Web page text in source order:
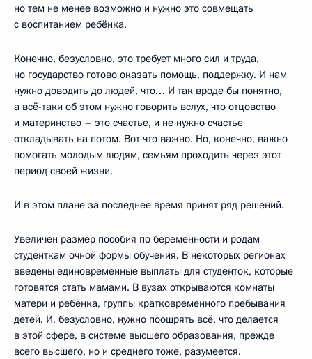
но тем не менее возможно и нужно это совмещать
с воспитанием ребёнка.
Конечно, безусловно, это требует много сил и труда,
но государство готово оказать помощь, поддержку. И нам
нужно доводить до людей, что… И так вроде бы понятно,
а всё-таки об этом нужно говорить вслух, что отцовство
и материнство – это счастье, и не нужно счастье
откладывать на потом. Вот что важно. Но, конечно, важно
помогать молодым людям, семьям проходить через этот
период своей жизни.
И в этом плане за последнее время принят ряд решений.
Увеличен размер пособия по беременности и родам
студенткам очной формы обучения. В некоторых регионах
введены единовременные выплаты для студенток, которые
готовятся стать мамами. В вузах открываются комнаты
матери и ребёнка, группы кратковременного пребывания
детей. И, безусловно, нужно поощрять всё, что делается
в этой сфере, в системе высшего образования, прежде
всего высшего, но и среднего тоже, разумеется.